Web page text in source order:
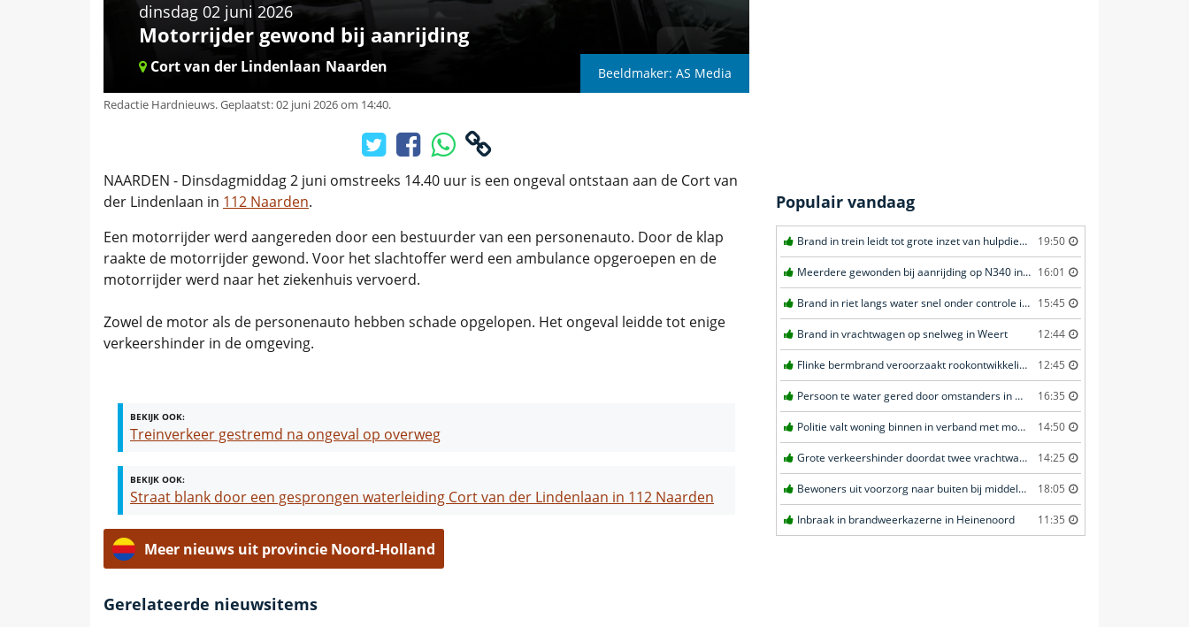
dinsdag 02 juni 2026
Motorrijder gewond bij aanrijding
Cort van der Lindenlaan Naarden Beeldmaker: AS Media
Redactie Hardnieuws.Geplaatst: 02 juni 2026 om 14:40.
NAARDEN - Dinsdagmiddag 2 juni omstreeks 14.40 uur is een ongeval ontstaan aan de Cort van
der Lindenlaan in 112 Naarden.
Een motorrijder werd aangereden door een bestuurder van een personenauto. Door de klap
raakte de motorrijder gewond. Voor het slachtoffer werd een ambulance opgeroepen en de
motorrijder werd naar het ziekenhuis vervoerd.
Zowel de motor als de personenauto hebben schade opgelopen. Het ongeval leidde tot enige
verkeershinder in de omgeving.
BEKIJK OOK:
Treinverkeer gestremd na ongeval op overweg
BEKIJK OOK:
Straat blank door een gesprongen waterleiding Cort van der Lindenlaan in 112 Naarden
Meer nieuws uit provincie Noord-Holland
Gerelateerde nieuwsitems
Populair vandaag
Brand in trein leidt tot grote inzet van hulpdiensten in Amersfoort 19:50
Meerdere gewonden bij aanrijding op N340 in Ommen 16:01
Brand in riet langs water snel onder controle in Amersfoort 15:45
Brand in vrachtwagen op snelweg in Weert 12:44
Flinke bermbrand veroorzaakt rookontwikkeling in Haastrecht 12:45
Persoon te water gered door omstanders in Waddinxveen 16:35
Politie valt woning binnen in verband met mogelijk vuurwapen in Eindhoven 14:50
Grote verkeershinder doordat twee vrachtwagens botsen tunnel in Zwijndrecht 14:25
Bewoners uit voorzorg naar buiten bij middelbrand in flatwoning in Leeuwarden 18:05
Inbraak in brandweerkazerne in Heinenoord 11:35